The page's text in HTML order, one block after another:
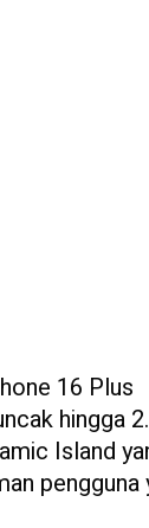
16 Plus
hingga
Island
pengguna